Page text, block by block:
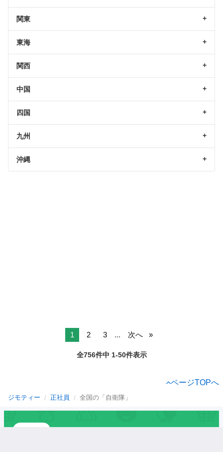
関東
東海
関西
中国
四国
九州
沖縄
1 2 3 ... 次へ
全756件中 1-50件表示
ページTOPへ
ジモティー 正社員 全国の「自衛隊」